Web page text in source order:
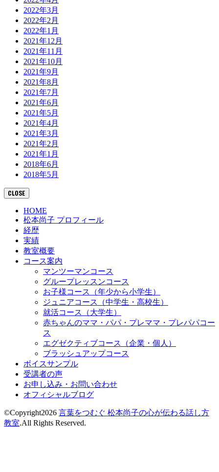
2022年3月
2022年2月
2022年1月
2021年12月
2021年11月
2021年10月
2021年9月
2021年8月
2021年7月
2021年6月
2021年5月
2021年4月
2021年3月
2021年2月
2021年1月
2018年6月
2018年5月
CLOSE
HOME
松本尚子 プロフィール
経歴
実績
教室概要
コース案内
マンツーマンコース
グループレッスンコース
お子様コース（年少から小学生）
ジュニアコース（中学生・高校生）
就活コース（大学生）
赤ちゃんのママ・パパ・プレママ・プレパパコー
ス
エグゼクティブコース（企業・個人）
ブラッシュアップコース
ボイスサンプル
受講者の声
お申し込み・お問い合わせ
オフィシャルブログ
©Copyright2026 言葉をつむぐ 松本尚子の心が伝わる話し方
教室.All Rights Reserved.